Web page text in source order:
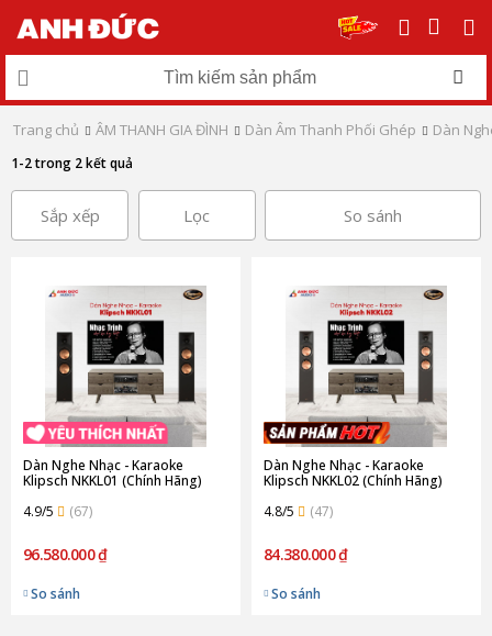
Trang chủ ÂM THANH GIA ĐÌNH Dàn Âm Thanh Phối Ghép Dàn
1-2 trong 2 kết quả
Sắp xếp Lọc So sánh
Dàn Nghe Nhạc - Karaoke
Klipsch NKKL01 (Chính Hãng)
4.9/5
(67)
96.580.000 ₫
So sánh
Dàn Nghe Nhạc - Karaoke
Klipsch NKKL02 (Chính Hãng)
4.8/5
(47)
84.380.000 ₫
So sánh